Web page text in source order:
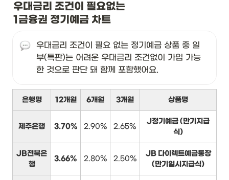
우대금리 조건이 필요없는
1금융권 정기예금 차트
우대금리 조건이 필요 없는 정기예금 상품 중 일
부(특판)는 어려운 우대금리 조건없이 가입 가능
한 것으로 판단 돼 함께 포함했어요.
은행명 12개월 6개월 3개월 상품명
제주은행 3.70% 2.90% 2.65%
J정기예금 (만기지급
식)
JB전북은
행
3.66% 2.80% 2.50%
JB 다이렉트예금통장
(만기일시지급식)